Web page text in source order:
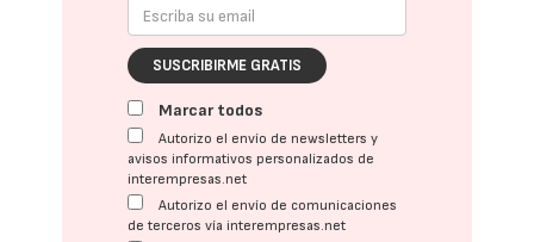
SUSCRIBIRME GRATIS
Marcar todos
Autorizo el envío de newsletters y
avisos informativos personalizados de
interempresas.net
Autorizo el envío de comunicaciones
de terceros vía interempresas.net